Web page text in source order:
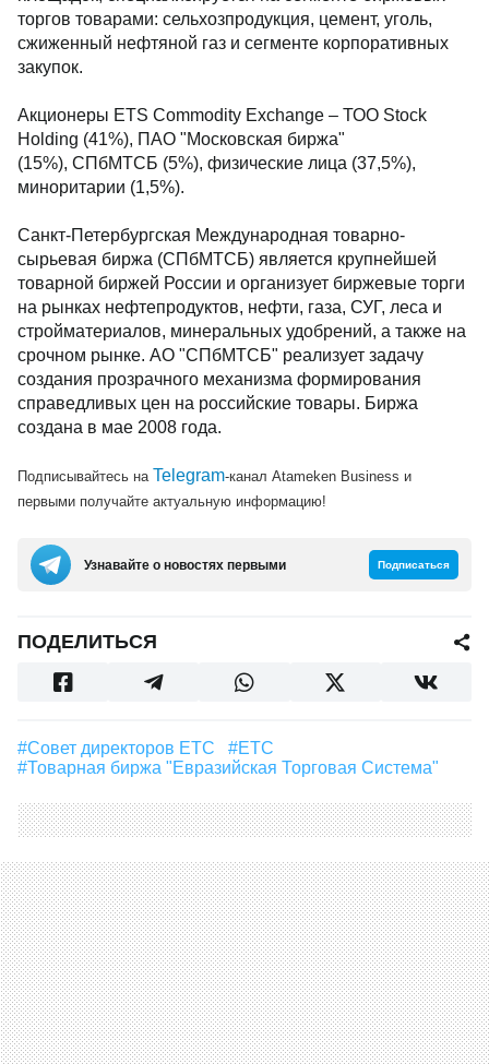
торгов товарами: сельхозпродукция, цемент, уголь,
сжиженный нефтяной газ и сегменте корпоративных
закупок.
Акционеры ETS Commodity Exchange – ТОО Stock
Holding (41%), ПАО "Московская биржа"
(15%), СПбМТСБ (5%), физические лица (37,5%),
миноритарии (1,5%).
Санкт-Петербургская Международная товарно-
сырьевая биржа (СПбМТСБ) является крупнейшей
товарной биржей России и организует биржевые торги
на рынках нефтепродуктов, нефти, газа, СУГ, леса и
стройматериалов, минеральных удобрений, а также на
срочном рынке. АО "СПбМТСБ" реализует задачу
создания прозрачного механизма формирования
справедливых цен на российские товары. Биржа
создана в мае 2008 года.
Подписывайтесь на Telegram-канал Atameken Business и
первыми получайте актуальную информацию!
Узнавайте о новостях первыми Подписаться
ПОДЕЛИТЬСЯ
#Совет директоров ЕТС
#ЕТС
#Товарная биржа "Евразийская Торговая Система"